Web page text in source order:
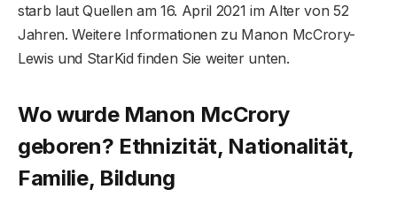
starb laut Quellen am 16. April 2021 im Alter von 52
Jahren. Weitere Informationen zu Manon McCrory-
Lewis und StarKid finden Sie weiter unten.
Wo wurde Manon McCrory
geboren? Ethnizität, Nationalität,
Familie, Bildung